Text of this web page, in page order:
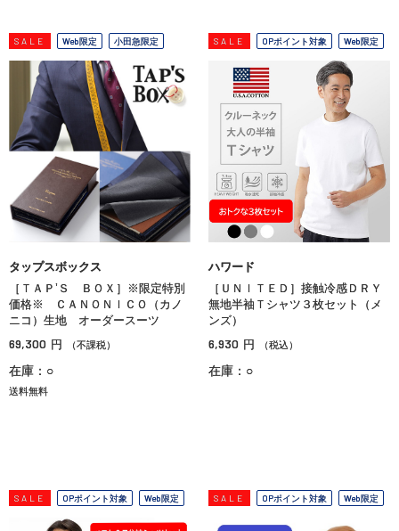
SALE Web限定 小田急限定
タップスボックス
［ＴＡＰ’Ｓ ＢＯＸ］※限定特別
価格※ ＣＡＮＯＮＩＣＯ（カノ
ニコ）生地 オーダースーツ
69,300 円 （不課税）
在庫：○
送料無料
SALE OPポイント対象 Web限定
ハワード
［ＵＮＩＴＥＤ］接触冷感ＤＲＹ
無地半袖Ｔシャツ３枚セット（メ
ンズ）
6,930 円 （税込）
在庫：○
SALE OPポイント対象 Web限定 SALE OPポイント対象 Web限定